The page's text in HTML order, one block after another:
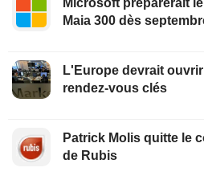
Maia 300 dès
L'Europe devrait
rendez-vous clés
Patrick Molis quitte le
de Rubis